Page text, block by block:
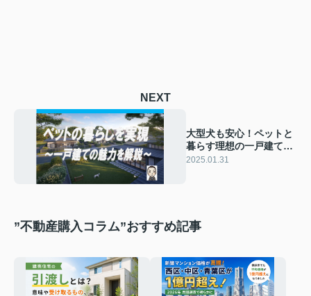
NEXT
大型犬も安心！ペットと
暮らす理想の一戸建て選
び
2025.01.31
”不動産購入コラム”おすすめ記事